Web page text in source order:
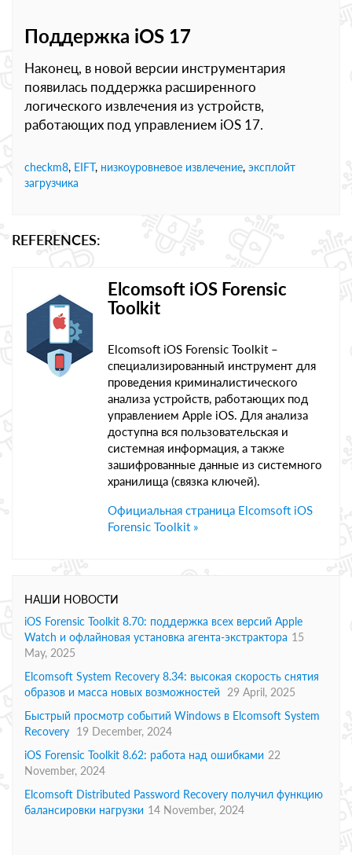
Поддержка iOS 17
Наконец, в новой версии инструментария
появилась поддержка расширенного
логического извлечения из устройств,
работающих под управлением iOS 17.
checkm8, EIFT, низкоуровневое извлечение, эксплойт
загрузчика
REFERENCES:
Elcomsoft iOS Forensic
Toolkit
Elcomsoft iOS Forensic Toolkit –
специализированный инструмент для
проведения криминалистического
анализа устройств, работающих под
управлением Apple iOS. Для анализа
доступна вся пользовательская и
системная информация, а также
зашифрованные данные из системного
хранилища (связка ключей).
Официальная страница Elcomsoft iOS
Forensic Toolkit »
НАШИ НОВОСТИ
iOS Forensic Toolkit 8.70: поддержка всех версий Apple
Watch и офлайновая установка агента-экстрактора 15
May, 2025
Elcomsoft System Recovery 8.34: высокая скорость снятия
образов и масса новых возможностей
29 April, 2025
Быстрый просмотр событий Windows в Elcomsoft System
Recovery 19 December, 2024
iOS Forensic Toolkit 8.62: работа над ошибками 22
November, 2024
Elcomsoft Distributed Password Recovery получил функцию
балансировки нагрузки 14 November, 2024